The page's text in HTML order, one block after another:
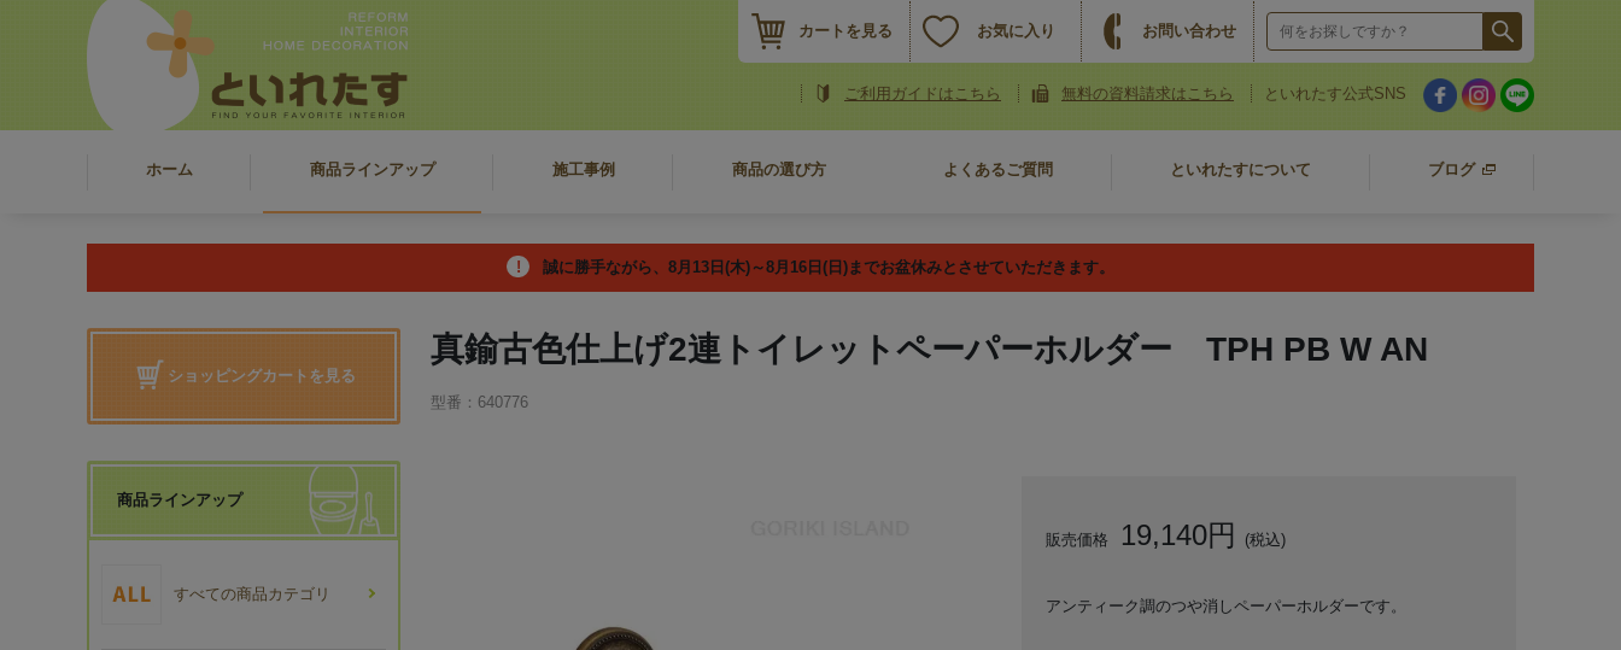
カートを見る お気に入り お問い合わせ
ご利用ガイドはこちら 無料の資料請求はこちら といれたす公式SNS
ホーム 商品ラインアップ 施工事例 商品の選び方 よくあるご質問 といれたすについて ブログ
誠に勝手ながら、8月13日(木)～8月16日(日)までお盆休みとさせていただきます。
真鍮古色仕上げ2連トイレットペーパーホルダー TPH PB W AN
型番：640776
販売価格 19,140円 (税込)
アンティーク調のつや消しペーパーホルダーです。
ショッピングカートを見る
商品ラインアップ
すべての商品カテゴリ